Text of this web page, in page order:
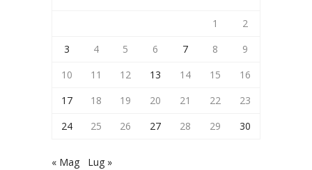
1
2
3
4 5 6 7 8
9
10
11 12 13 14 15
16
17
18 19 20 21 22
23
24
25 26 27 28 29 30
« Mag Lug »